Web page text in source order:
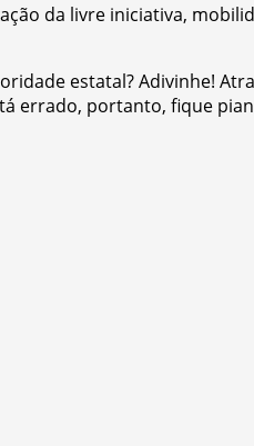
da livre iniciativa,
estatal? Adivinhe!
errado, portanto, fique